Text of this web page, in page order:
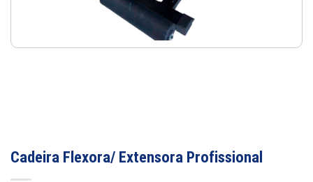
Cadeira Flexora/ Extensora Profissional